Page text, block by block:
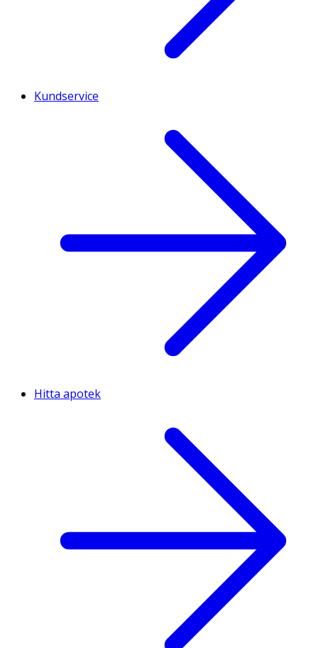
Kundservice
Hitta apotek